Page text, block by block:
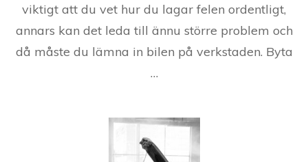
viktigt att du vet hur du lagar felen ordentligt,
annars kan det leda till ännu större problem och
då måste du lämna in bilen på verkstaden. Byta
…